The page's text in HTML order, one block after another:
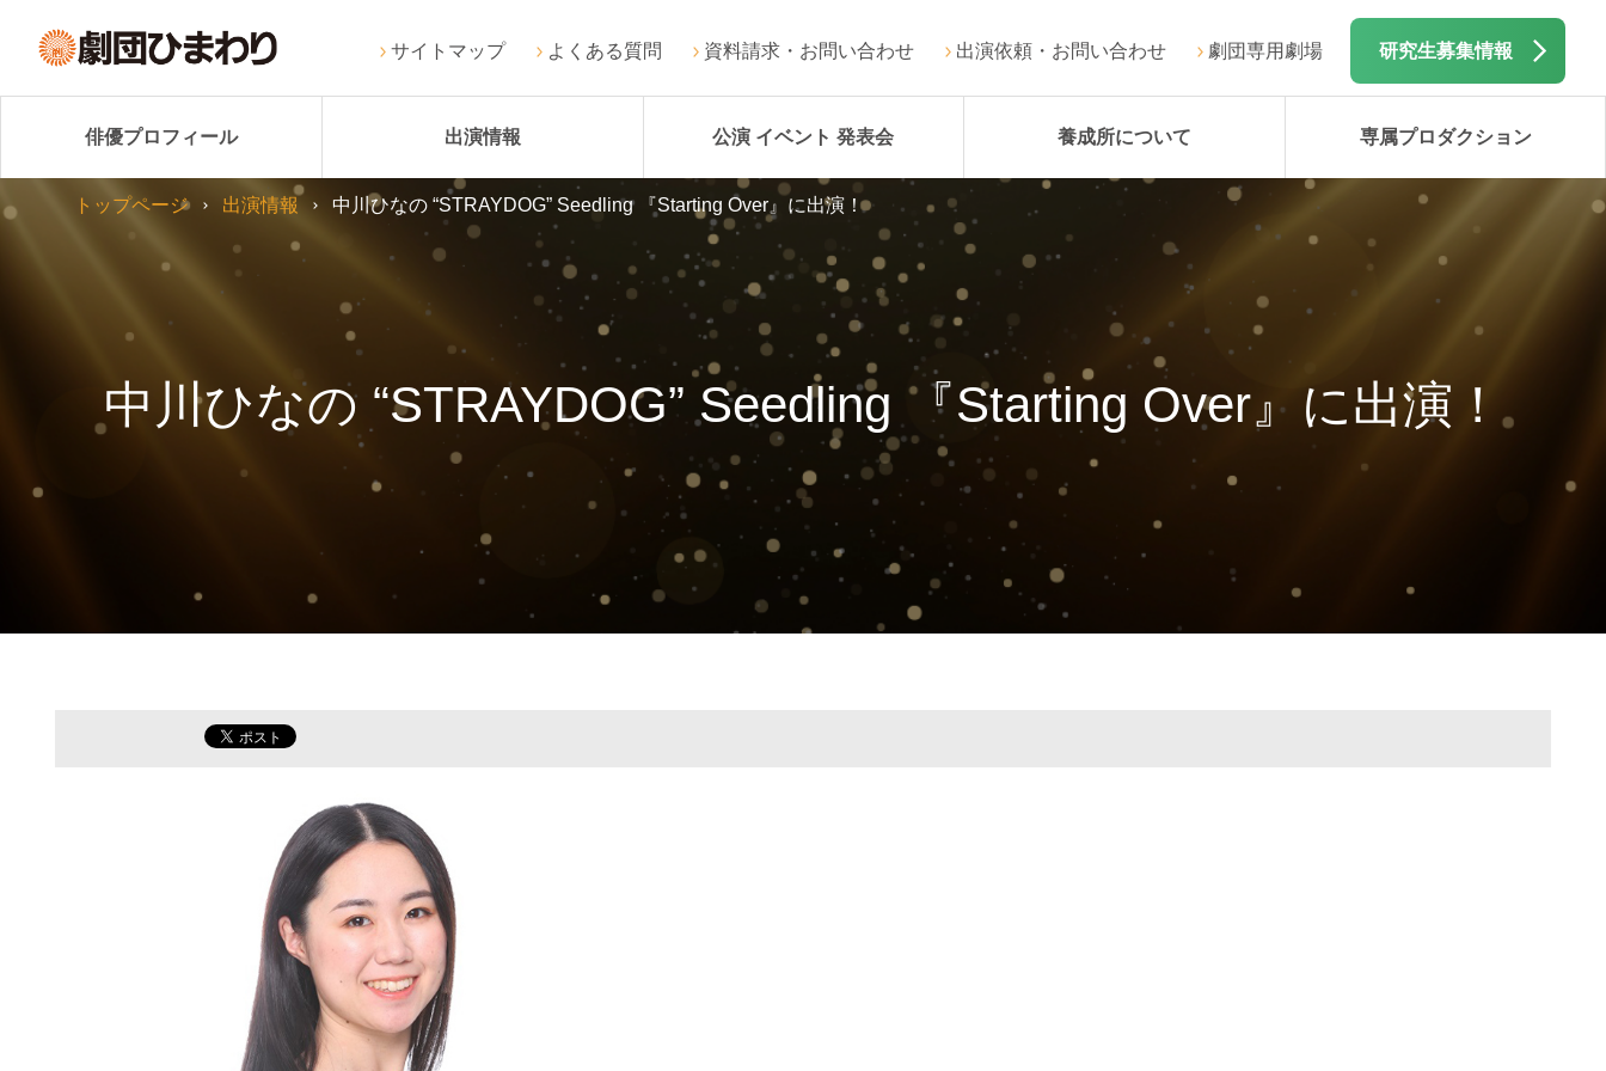
サイトマップ よくある質問 資料請求・お問い合わせ 出演依頼・お問い合わせ 劇団専用劇場 研究生募集情報
俳優プロフィール 出演情報 公演 イベント 発表会 養成所について 専属プロダクション
中川ひなの “STRAYDOG” Seedling 『Starting Over』に出演！
トップページ 出演情報 中川ひなの “STRAYDOG” Seedling 『Starting Over』に出演！